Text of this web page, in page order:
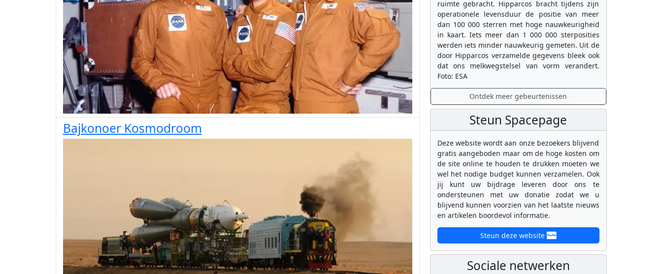
Bajkonoer Kosmodroom
ruimte gebracht. Hipparcos bracht tijdens zijn
operationele levensduur de positie van meer
dan 100 000 sterren met hoge nauwkeurigheid
in kaart. Iets meer dan 1 000 000 sterposities
werden iets minder nauwkeurig gemeten. Uit de
door Hipparcos verzamelde gegevens bleek ook
dat ons melkwegstelsel van vorm verandert.
Foto: ESA
Ontdek meer gebeurtenissen
Steun Spacepage
Deze website wordt aan onze bezoekers blijvend
gratis aangeboden maar om de hoge kosten om
de site online te houden te drukken moeten we
wel het nodige budget kunnen verzamelen. Ook
jij kunt uw bijdrage leveren door ons te
ondersteunen met uw donatie zodat we u
blijvend kunnen voorzien van het laatste nieuws
en artikelen boordevol informatie.
Steun deze website
Sociale netwerken